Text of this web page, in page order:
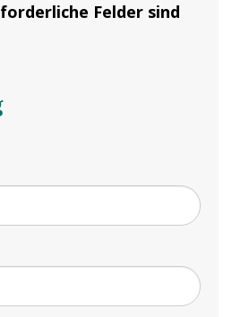
Felder sind